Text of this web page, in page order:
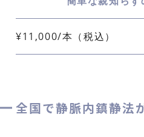
¥11,000/本（税込）
全国で静脈内鎮静法